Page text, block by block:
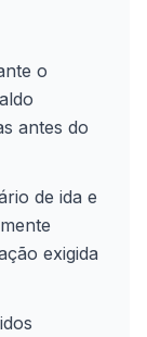
o
antes do
de ida e
exigida